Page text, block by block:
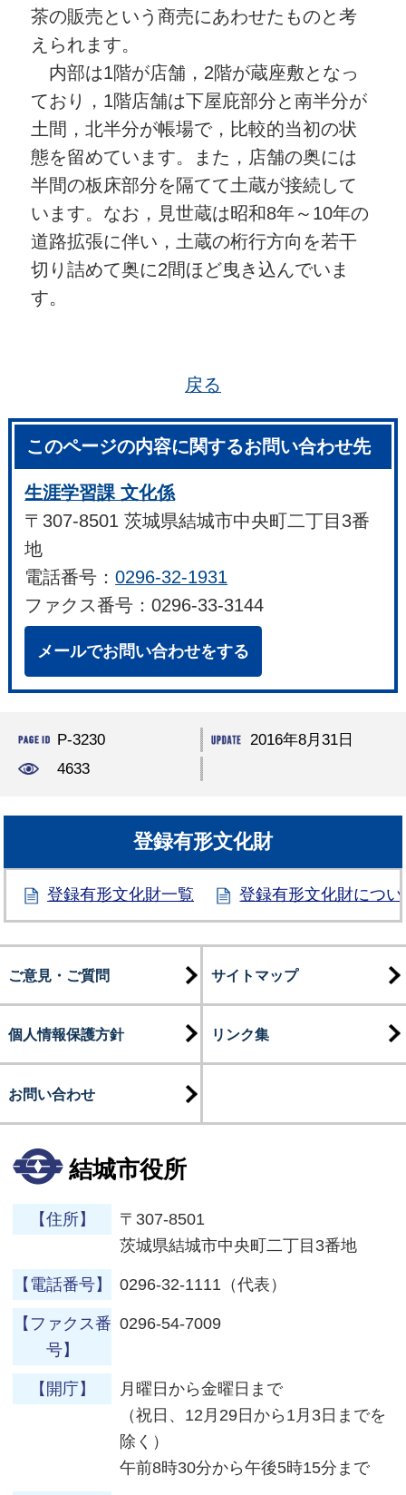
茶の販売という商売にあわせたものと考
えられます。
内部は1階が店舗，2階が蔵座敷となっ
ており，1階店舗は下屋庇部分と南半分が
土間，北半分が帳場で，比較的当初の状
態を留めています。また，店舗の奥には
半間の板床部分を隔てて土蔵が接続して
います。なお，見世蔵は昭和8年～10年の
道路拡張に伴い，土蔵の桁行方向を若干
切り詰めて奥に2間ほど曳き込んでいま
す。
戻る
このページの内容に関するお問い合わせ先
生涯学習課 文化係
〒307-8501 茨城県結城市中央町二丁目3番
地
電話番号：0296-32-1931
ファクス番号：0296-33-3144
メールでお問い合わせをする
P-3230
2016年8月31日
4633
登録有形文化財
登録有形文化財一覧 登録有形文化財につい
ご意見・ご質問 サイトマップ
個人情報保護方針 リンク集
お問い合わせ
結城市役所
【住所】
〒307-8501
茨城県結城市中央町二丁目3番地
【電話番号】 0296-32-1111（代表）
【ファクス番
号】
0296-54-7009
【開庁】
月曜日から金曜日まで
（祝日、12月29日から1月3日までを
除く）
午前8時30分から午後5時15分まで